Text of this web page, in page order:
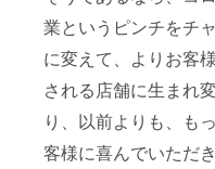
業というピンチをチ
に変えて、よりお客
される店舗に生まれ
り、以前よりも、も
客様に喜んでいただ